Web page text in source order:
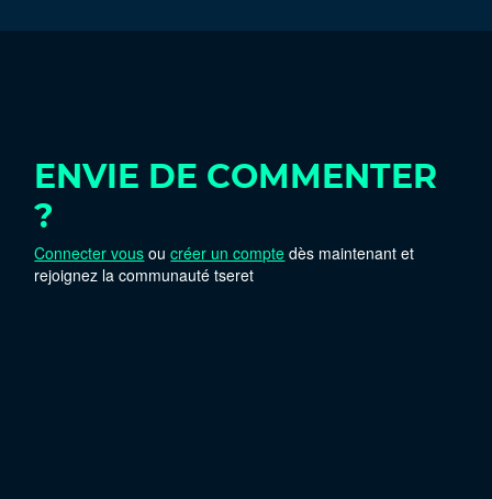
ENVIE DE COMMENTER
?
Connecter vous oucréer un compte dès maintenant et
rejoignez la communauté tseret